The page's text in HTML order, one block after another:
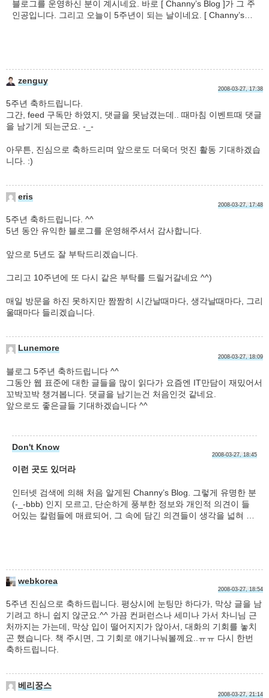
블로그를 운영하신 분이 계시네요. 바로 [ Channy’s Blog ]가 그 주
인공입니다. 그리고 오늘이 5주년이 되는 날이네요. [ Channy’s…
zenguy
2008-03-27, 17:38
5주년 축하드립니다.
그간, feed 구독만 하였지, 댓글을 못남겼는데.. 때마침 이벤트때 댓글
을 남기게 되는군요. -_-
아무튼, 진심으로 축하드리며 앞으로도 더욱더 멋진 활동 기대하겠습
니다. :)
eris
2008-03-27, 17:48
5주년 축하드립니다. ^^
5년 동안 유익한 블로그를 운영해주셔서 감사합니다.
앞으로 5년도 잘 부탁드리겠습니다.
그리고 10주년에 또 다시 같은 부탁를 드릴거갈네요 ^^)
매일 방문을 하진 못하지만 짬짬히 시간날때마다, 생각날때마다, 그리
울때마다 들리겠습니다.
Lunemore
2008-03-27, 18:09
블로그 5주년 축하드립니다 ^^
그동안 웹 표준에 대한 글들을 많이 읽다가 요즘엔 IT만담이 재밌어서
꼬박꼬박 챙겨봅니다. 댓글을 남기는건 처음인것 같네요.
앞으로도 좋은글들 기대하겠습니다 ^^
Don't Know
2008-03-27, 18:45
이런 곳도 있더라
인터넷 검색에 의해 처음 알게된 Channy’s Blog. 그렇게 유명한 분
(-_-bbb) 인지 모르고, 단순하게 풍부한 정보와 개인적 의견이 들
어있는 칼럼들에 매료되어, 그 속에 담긴 의견들이 생각을 넓혀 …
webkorea
2008-03-27, 18:54
5주년 진심으로 축하드립니다. 평상시에 눈팅만 하다가, 막상 글을 남
기려고 하니 쉽지 않군요.^^ 가끔 컨퍼런스나 세미나 가서 차니님 근
처까지는 가는데, 막상 입이 떨어지지가 않아서, 대화의 기회를 놓치
곤 했습니다. 책 주시면, 그 기회로 얘기나눠볼께요..ㅠㅠ 다시 한번
축하드립니다.
베리꿍스
2008-03-27, 21:14